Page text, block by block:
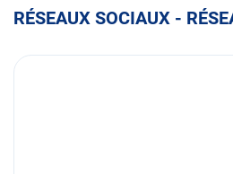
RÉSEAUX SOCIAUX -